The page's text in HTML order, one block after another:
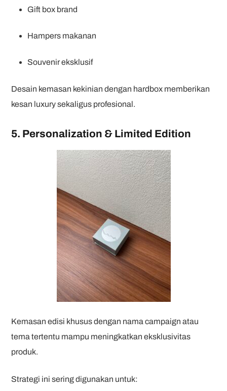
Gift box brand
Hampers makanan
Souvenir eksklusif
Desain kemasan kekinian dengan hardbox memberikan
kesan luxury sekaligus profesional.
5. Personalization & Limited Edition
Kemasan edisi khusus dengan nama campaign atau
tema tertentu mampu meningkatkan eksklusivitas
produk.
Strategi ini sering digunakan untuk: